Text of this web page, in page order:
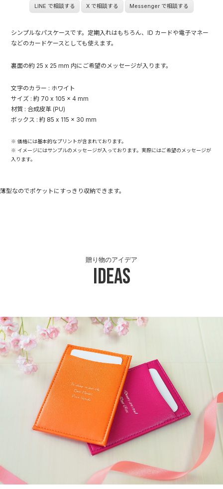
LINE で相談する X で相談する Messenger で相談する
シンプルなパスケースです。定期入れはもちろん、ID カードや電子マネー
などのカードケースとしても使えます。
裏面の約 25 x 25 mm 内にご希望のメッセージが入ります。
文字のカラー : ホワイト
サイズ : 約 70 x 105 x 4 mm
材質 : 合成皮革 (PU)
ボックス : 約 85 x 115 x 30 mm
※ 価格には基本的なプリントが含まれております。
※ イメージにはサンプルのメッセージが入っております。実際にはご希望のメッセージが
入ります。
薄型なのでポケットにすっきり収納できます。
Ideas
贈り物のアイデア